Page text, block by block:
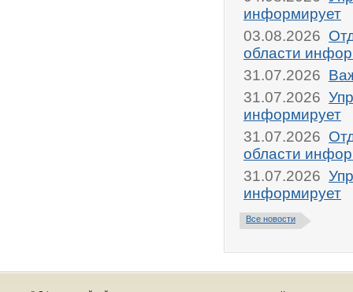
информирует
03.08.2026
области
31.07.2026
31.07.2026
информирует
31.07.2026
области
31.07.2026
информирует
Все новости